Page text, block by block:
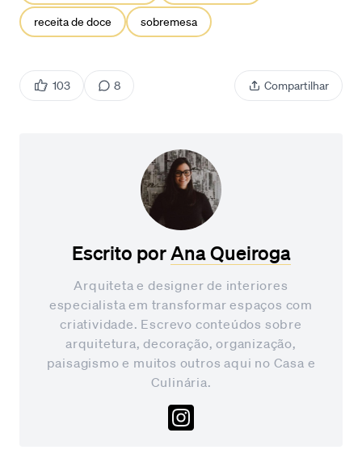
receita de doce sobremesa
103 8 Compartilhar
Escrito porAna Queiroga
Arquiteta e designer de interiores
especialista em transformar espaços com
criatividade. Escrevo conteúdos sobre
arquitetura, decoração, organização,
paisagismo e muitos outros aqui no Casa e
Culinária.